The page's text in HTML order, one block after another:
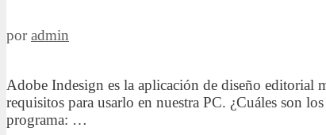
poradmin
Adobe Indesign es la aplicación de diseño editorial
requisitos para usarlo en nuestra PC. ¿Cuáles son
programa: …